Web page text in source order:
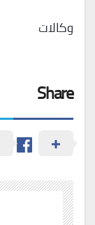
وكالات
Share